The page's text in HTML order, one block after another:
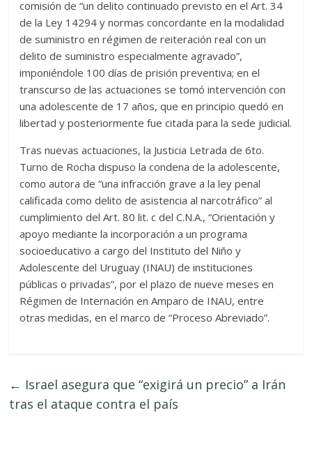
comisión de “un delito continuado previsto en el Art. 34
de la Ley 14294 y normas concordante en la modalidad
de suministro en régimen de reiteración real con un
delito de suministro especialmente agravado”,
imponiéndole 100 días de prisión preventiva; en el
transcurso de las actuaciones se tomó intervención con
una adolescente de 17 años, que en principio quedó en
libertad y posteriormente fue citada para la sede judicial.
Tras nuevas actuaciones, la Justicia Letrada de 6to.
Turno de Rocha dispuso la condena de la adolescente,
como autora de “una infracción grave a la ley penal
calificada como delito de asistencia al narcotráfico” al
cumplimiento del Art. 80 lit. c del C.N.A., “Orientación y
apoyo mediante la incorporación a un programa
socioeducativo a cargo del Instituto del Niño y
Adolescente del Uruguay (INAU) de instituciones
públicas o privadas”, por el plazo de nueve meses en
Régimen de Internación en Amparo de INAU, entre
otras medidas, en el marco de “Proceso Abreviado”.
← Israel asegura que “exigirá un precio” a Irán
tras el ataque contra el país